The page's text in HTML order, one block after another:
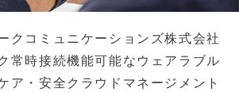
クコミュニケーションズ株式会社
常時接続機能可能なウェアラブル
ア・安全クラウドマネージメント